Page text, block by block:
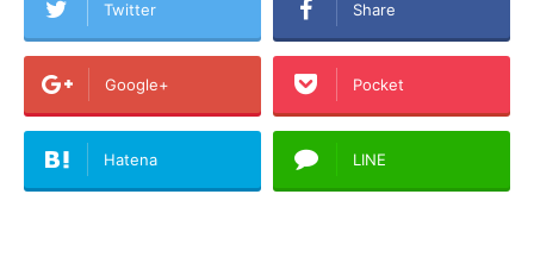
Twitter Share
Google+ Pocket
Hatena LINE